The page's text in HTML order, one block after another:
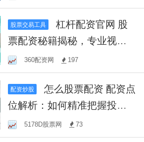
股票交易工具
杠杆配资官网 股
票配资秘籍揭秘，专业视频
广告教你如何稳健投资，实
现财富增长！
360配资网 197
配资炒股
怎么股票配资 配资点
位解析：如何精准把握投资
机会并优化资金配置
5178D股票网 73